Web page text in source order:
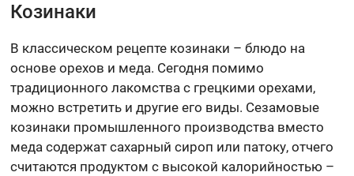
Козинаки
В классическом рецепте козинаки – блюдо на
основе орехов и меда. Сегодня помимо
традиционного лакомства с грецкими орехами,
можно встретить и другие его виды. Сезамовые
козинаки промышленного производства вместо
меда содержат сахарный сироп или патоку, отчего
считаются продуктом с высокой калорийностью –